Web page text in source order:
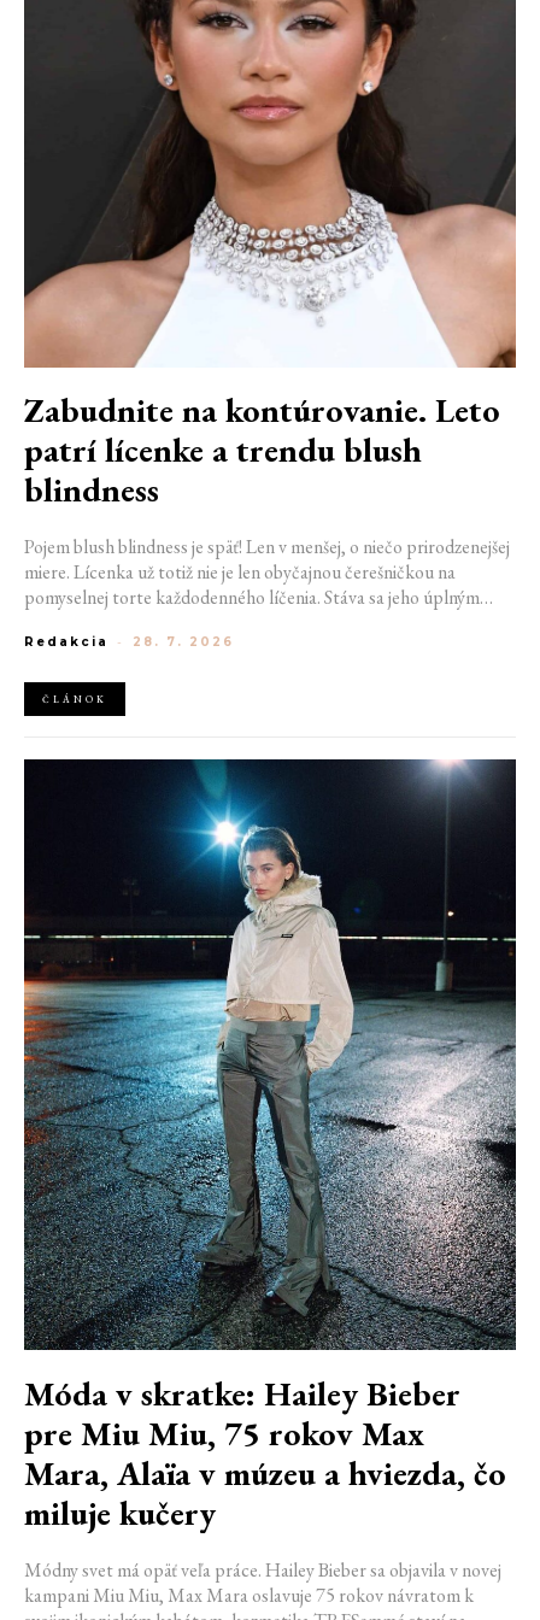
Zabudnite na kontúrovanie. Leto
patrí lícenke a trendu blush
blindness
Pojem blush blindness je späť! Len v menšej, o niečo prirodzenejšej
miere. Lícenka už totiž nie je len obyčajnou čerešničkou na
pomyselnej torte každodenného líčenia. Stáva sa jeho úplným
sviežosť, ktorú žiadny iný produkt napodobniť nedokáže. Termín
aktuálnym trendom.
Redakcia - 28. 7. 2026
ČLÁNOK
Móda v skratke: Hailey Bieber
pre Miu Miu, 75 rokov Max
Mara, Alaïa v múzeu a hviezda, čo
miluje kučery
Módny svet má opäť veľa práce. Hailey Bieber sa objavila v novej
kampani Miu Miu, Max Mara oslavuje 75 rokov návratom k